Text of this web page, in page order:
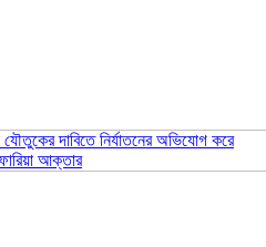
যৌতুকের দাবিতে নির্যাতনের অভিযোগ করে
আক্তার